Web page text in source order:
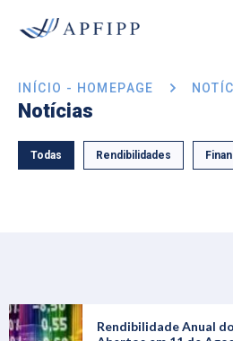
INÍCIO - HOMEPAGE
Notícias
Todas Rendibilidades
Rendibilidade Anual